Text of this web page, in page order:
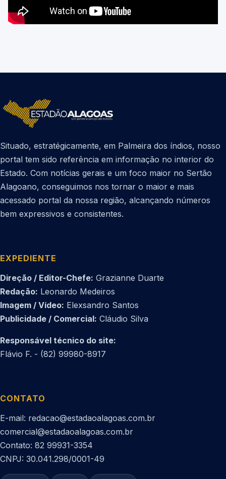
Situado, estratégicamente, em Palmeira dos índios, nosso
portal tem sido referência em informação no interior do
Estado. Com notícias gerais e um foco maior no Sertão
Alagoano, conseguimos nos tornar o maior e mais
acessado portal da nossa região, alcançando números
bem expressivos e consistentes.
EXPEDIENTE
Direção / Editor-Chefe: Grazianne Duarte
Redação: Leonardo Medeiros
Imagem / Vídeo: Elexsandro Santos
Publicidade / Comercial: Cláudio Silva
Responsável técnico do site:
Flávio F. - (82) 99980-8917
CONTATO
E-mail: redacao@estadaoalagoas.com.br
comercial@estadaoalagoas.com.br
Contato: 82 99931-3354
CNPJ: 30.041.298/0001-49